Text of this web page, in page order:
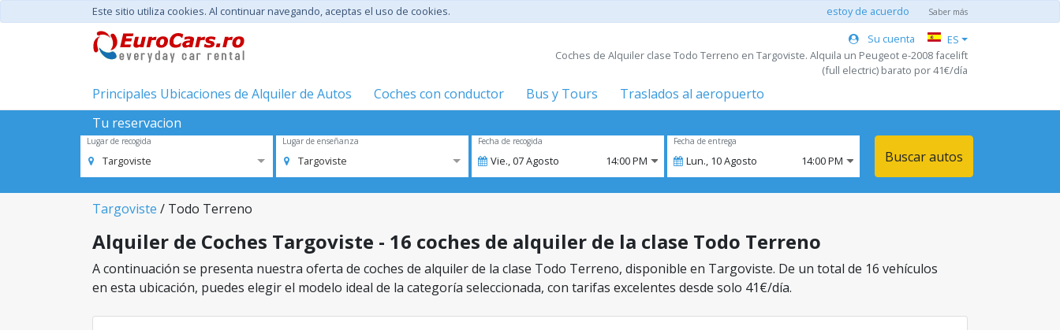
Este sitio utiliza cookies. Al continuar navegando, aceptas el uso de cookies. estoy de acuerdo Saber más
Su cuenta
ES
Coches de Alquiler clase Todo Terreno en Targoviste. Alquila un Peugeot e-2008 facelift
(full electric) barato por 41€/día
Principales Ubicaciones de Alquiler de Autos Coches con conductor Bus y Tours
Traslados al aeropuerto
Tu reservacion
Lugar de recogida
Targoviste
Lugar de enseñanza
Targoviste
Fecha de recogida
Vie.,07Agosto 14:00 PM
Fecha de entrega
Lun., 10Agosto 14:00 PM Buscar autos
Targoviste / Todo Terreno
Alquiler de Coches Targoviste - 16 coches de alquiler de la clase Todo Terreno
A continuación se presenta nuestra oferta de coches de alquiler de la clase Todo Terreno, disponible en Targoviste. De un total de 16 vehículos
en esta ubicación, puedes elegir el modelo ideal de la categoría seleccionada, con tarifas excelentes desde solo 41€/día.